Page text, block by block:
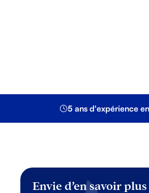
5 ans d'expérience
Envie d’en savoir